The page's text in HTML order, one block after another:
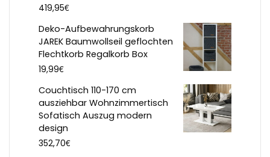
419,95€
Deko-Aufbewahrungskorb
JAREK Baumwollseil geflochten
Flechtkorb Regalkorb Box
19,99€
Couchtisch 110-170 cm
ausziehbar Wohnzimmertisch
Sofatisch Auszug modern
design
352,70€